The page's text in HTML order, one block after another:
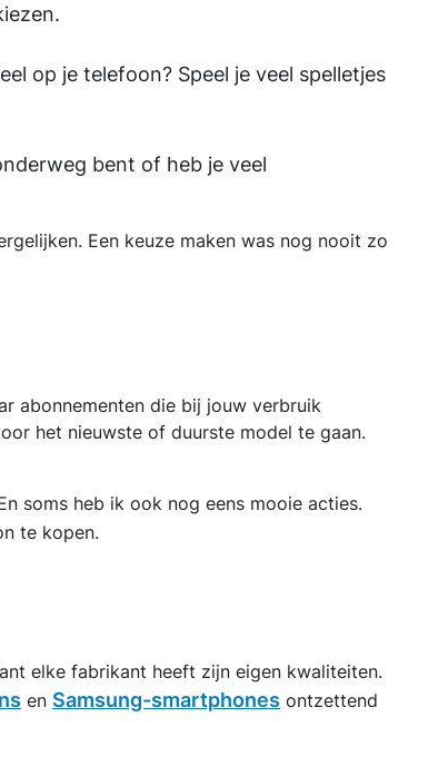
op je telefoon? Speel je veel spelletjes
bent of heb je veel
Een keuze maken was nog nooit zo
abonnementen die bij jouw verbruik
het nieuwste of duurste model te gaan.
soms heb ik ook nog eens mooie acties.
te kopen.
elke fabrikant heeft zijn eigen kwaliteiten.
en Samsung-smartphones ontzettend